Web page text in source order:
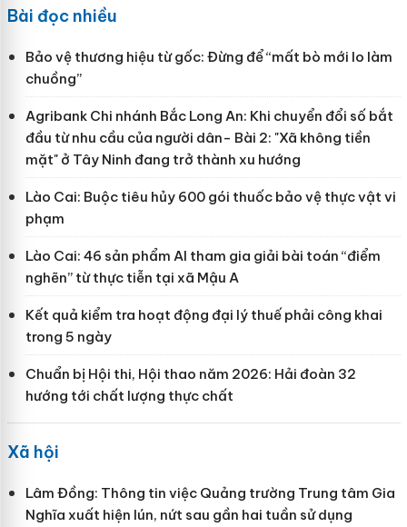
Bài đọc nhiều
Bảo vệ thương hiệu từ gốc: Đừng để “mất bò mới lo làm
chuồng”
Agribank Chi nhánh Bắc Long An: Khi chuyển đổi số bắt
đầu từ nhu cầu của người dân- Bài 2: "Xã không tiền
mặt" ở Tây Ninh đang trở thành xu hướng
Lào Cai: Buộc tiêu hủy 600 gói thuốc bảo vệ thực vật vi
phạm
Lào Cai: 46 sản phẩm AI tham gia giải bài toán “điểm
nghẽn” từ thực tiễn tại xã Mậu A
Kết quả kiểm tra hoạt động đại lý thuế phải công khai
trong 5 ngày
Chuẩn bị Hội thi, Hội thao năm 2026: Hải đoàn 32
hướng tới chất lượng thực chất
Xã hội
Lâm Đồng: Thông tin việc Quảng trường Trung tâm Gia
Nghĩa xuất hiện lún, nứt sau gần hai tuần sử dụng